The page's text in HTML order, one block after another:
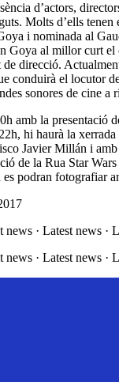
d’actors,
Molts d’ells
i nominada al
Goya al millor curt
direcció.
conduirà el locutor
sonores de cine
amb la
hi haurà la
Javier Millán i
de la Rua Star
podran fotografiar
· Latest news ·
· Latest news ·